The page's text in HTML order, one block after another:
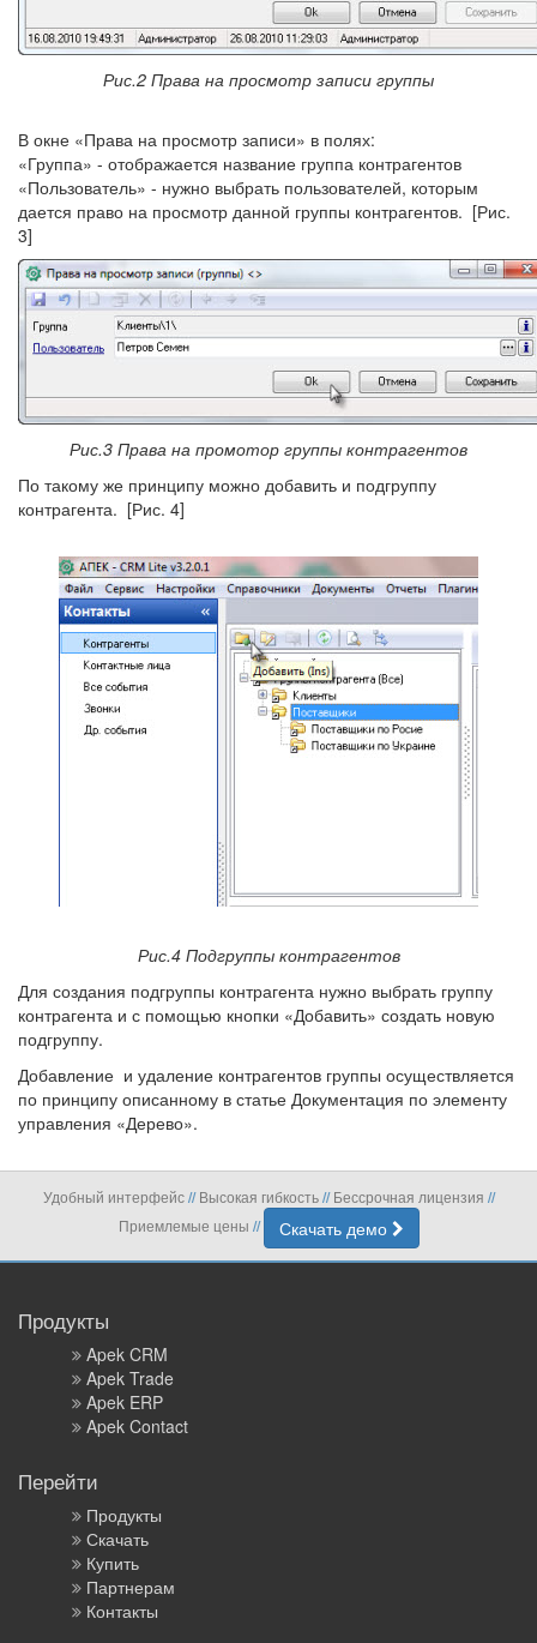
Рис.2 Права на просмотр записи группы
В окне «Права на просмотр записи» в полях:
«Группа» - отображается название группа контрагентов
«Пользователь» - нужно выбрать пользователей, которым
дается право на просмотр данной группы контрагентов. [Рис.
3]
Рис.3 Права на промотор группы контрагентов
По такому же принципу можно добавить и подгруппу
контрагента. [Рис. 4]
Рис.4 Подгруппы контрагентов
Для создания подгруппы контрагента нужно выбрать группу
контрагента и с помощью кнопки «Добавить» создать новую
подгруппу.
Добавление и удаление контрагентов группы осуществляется
по принципу описанному в статье Документация по элементу
управления «Дерево».
Удобный интерфейс//Высокая гибкость//Бессрочная лицензия //
Приемлемые цены // Скачать демо
Продукты
Apek CRM
Apek Trade
Apek ERP
Apek Contact
Перейти
Продукты
Скачать
Купить
Партнерам
Контакты